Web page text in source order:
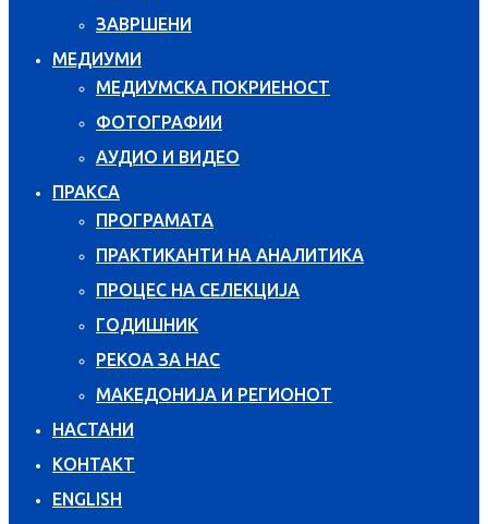
ЗАВРШЕНИ
МЕДИУМИ
МЕДИУМСКА ПОКРИЕНОСТ
ФОТОГРАФИИ
АУДИО И ВИДЕО
ПРАКСА
ПРОГРАМАТА
ПРАКТИКАНТИ НА АНАЛИТИКА
ПРОЦЕС НА СЕЛЕКЦИЈА
ГОДИШНИК
РЕКОА ЗА НАС
МАКЕДОНИЈА И РЕГИОНОТ
НАСТАНИ
КОНТАКТ
ENGLISH